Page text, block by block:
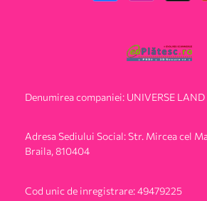
Denumirea companiei: UNIVERSE LAND
Adresa Sediului Social: Str. Mircea cel
Braila, 810404
Cod unic de inregistrare: 49479225